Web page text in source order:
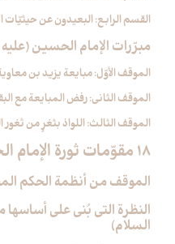
القسم الرابع: البعيدون عن حيثيّات
مبرّرات الإمام الحسين
الموقف الأوّل: مبايعة يزيد بن
الموقف الثاني: رفض المبايعة مع
الموقف الثالث: اللواذ بثغرٍ من
18 مقوّمات ثورة الإمام الحسين (عليه السلام)
الموقف من أنظمة الحكم
النظرة التي بُني على
السلام)